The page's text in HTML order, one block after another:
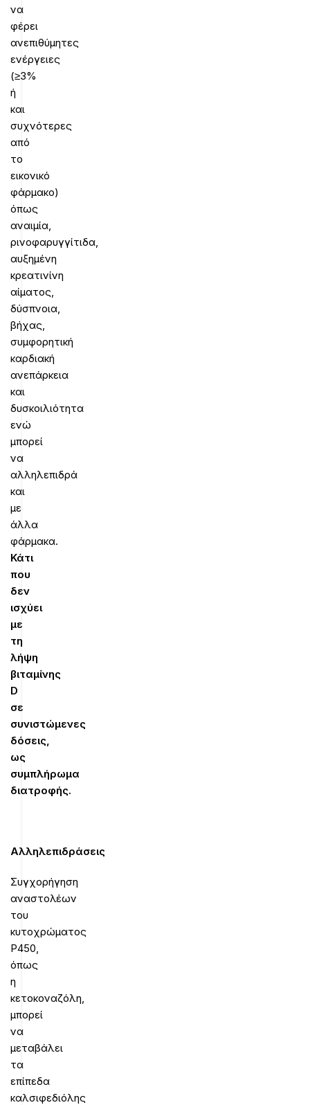
να
φέρει
ανεπιθύμητες
ενέργειες
(≥3%
ή
και
συχνότερες
από
το
εικονικό
φάρμακο)
όπως
αναιμία,
ρινοφαρυγγίτιδα,
αυξημένη
κρεατινίνη
αίματος,
δύσπνοια,
βήχας,
συμφορητική
καρδιακή
ανεπάρκεια
και
δυσκοιλιότητα
ενώ
μπορεί
να
αλληλεπιδρά
και
με
άλλα
φάρμακα.
Κάτι
που
δεν
ισχύει
με
τη
λήψη
βιταμίνης
D
σε
συνιστώμενες
δόσεις,
ως
συμπλήρωμα
διατροφής.
Αλληλεπιδράσεις
Συγχορήγηση
αναστολέων
του
κυτοχρώματος
P450,
όπως
η
κετοκοναζόλη,
μπορεί
να
μεταβάλει
τα
επίπεδα
καλσιφεδιόλης